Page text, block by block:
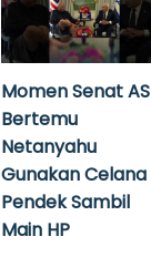
Momen Senat AS
Bertemu
Netanyahu
Gunakan Celana
Pendek Sambil
Main HP